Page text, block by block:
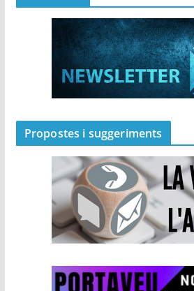
Propostes i suggeriments